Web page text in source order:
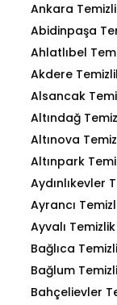
Ankara
Abidinpaşa
Ahlatlıbel
Akdere
Alsancak
Altındağ
Altınova
Altınpark
Aydınlıkevler
Ayrancı
Ayvalı
Bağlıca
Bağlum
Bahçelievler